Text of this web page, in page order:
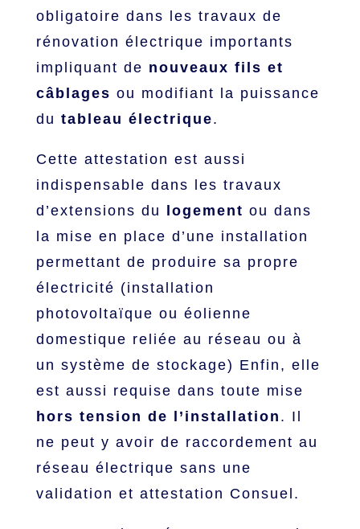
obligatoire dans les travaux de
rénovation électrique importants
impliquant de nouveaux fils et
câblages ou modifiant la puissance
du tableau électrique.
Cette attestation est aussi
indispensable dans les travaux
d’extensions du
logement ou dans
la mise en place d’une installation
permettant de produire sa propre
électricité (installation
photovoltaïque ou éolienne
domestique reliée au réseau ou à
un système de stockage) Enfin, elle
est aussi requise dans toute mise
hors tension de l’installation . Il
ne peut y avoir de raccordement au
réseau électrique sans une
validation et attestation Consuel.